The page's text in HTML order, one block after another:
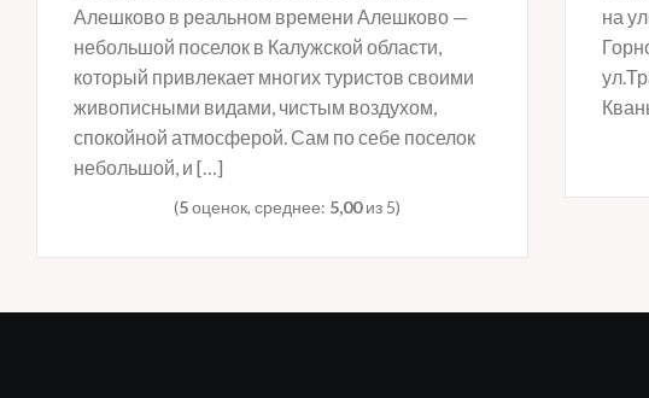
Алешково в реальном времени Алешково —
небольшой поселок в Калужской области,
который привлекает многих туристов своими
живописными видами, чистым воздухом,
спокойной атмосферой. Сам по себе поселок
небольшой, и […]
(5оценок, среднее: 5,00из 5)
на